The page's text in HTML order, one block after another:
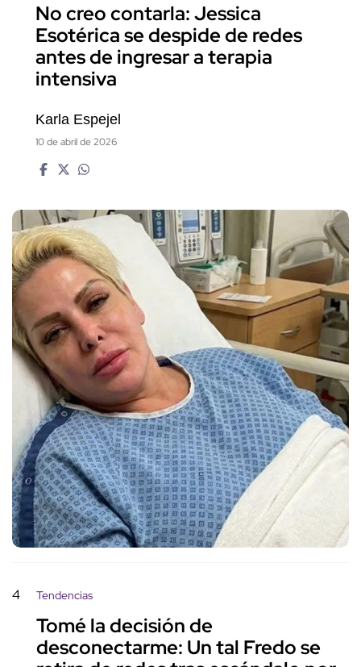
No creo contarla: Jessica
Esotérica se despide de redes
antes de ingresar a terapia
intensiva
Karla Espejel
10 de abril de 2026
4 Tendencias
Tomé la decisión de
desconectarme: Un tal Fredo se